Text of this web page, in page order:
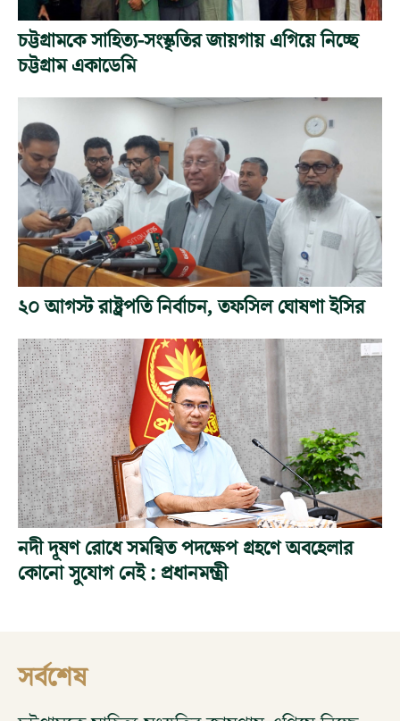
চট্টগ্রামকে সাহিত্য-সংস্কৃতির জায়গায় এগিয়ে নিচ্ছে
চট্টগ্রাম একাডেমি
২০ আগস্ট রাষ্ট্রপতি নির্বাচন, তফসিল ঘোষণা ইসির
নদী দূষণ রোধে সমন্বিত পদক্ষেপ গ্রহণে অবহেলার
কোনো সুযোগ নেই : প্রধানমন্ত্রী
সর্বশেষ